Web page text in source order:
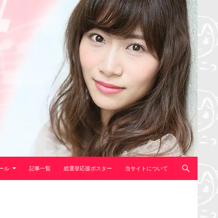
ル 記事一覧 総選挙応援ポスター 当サイトについて